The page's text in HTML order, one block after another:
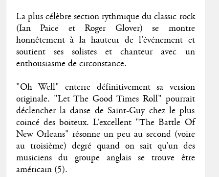
La plus célèbre section rythmique du classic rock
(Ian Paice et Roger Glover) se montre
honnêtement à la hauteur de l’événement et
soutient ses solistes et chanteur avec un
enthousiasme de circonstance.
"Oh Well" enterre définitivement sa version
originale. "Let The Good Times Roll" pourrait
déclencher la danse de Saint-Guy chez le plus
coincé des boiteux. L’excellent "The Battle Of
New Orleans" résonne un peu au second (voire
au troisième) degré quand on sait qu’un des
musiciens du groupe anglais se trouve être
américain (5).